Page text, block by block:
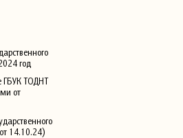
год
ГБУК ТОДНТ
от
14.10.24)